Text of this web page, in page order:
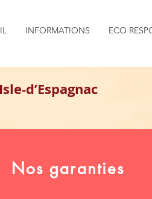
INFORMATIONS ECO
d’Espagnac
Nos garanties